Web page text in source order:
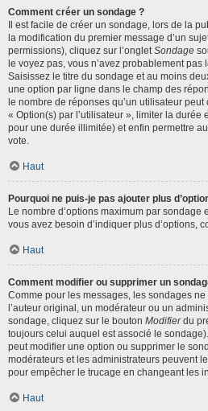
Comment créer un sondage ?
Il est facile de créer un sondage, lors de la
la modification du premier message d’un
permissions), cliquez sur l’ongletSondage
le voyez pas, vous n’avez probablement
Saisissez le titre du sondage et au moins
une option par ligne dans le champ des
le nombre de réponses qu’un utilisateur
« Option(s) par l’utilisateur », limiter la durée
pour une durée illimitée) et enfin permettre
vote.
Haut
Pourquoi ne puis-je pas ajouter plus
Le nombre d’options maximum par sondage
vous avez besoin d’indiquer plus d’options,
Haut
Comment modifier ou supprimer un
Comme pour les messages, les sondages
l’auteur original, un modérateur ou un
sondage, cliquez sur le bouton Modifierdu
toujours celui auquel est associé le
peut modifier une option ou supprimer le
modérateurs et les administrateurs peuvent
pour empêcher le trucage en changeant les
Haut